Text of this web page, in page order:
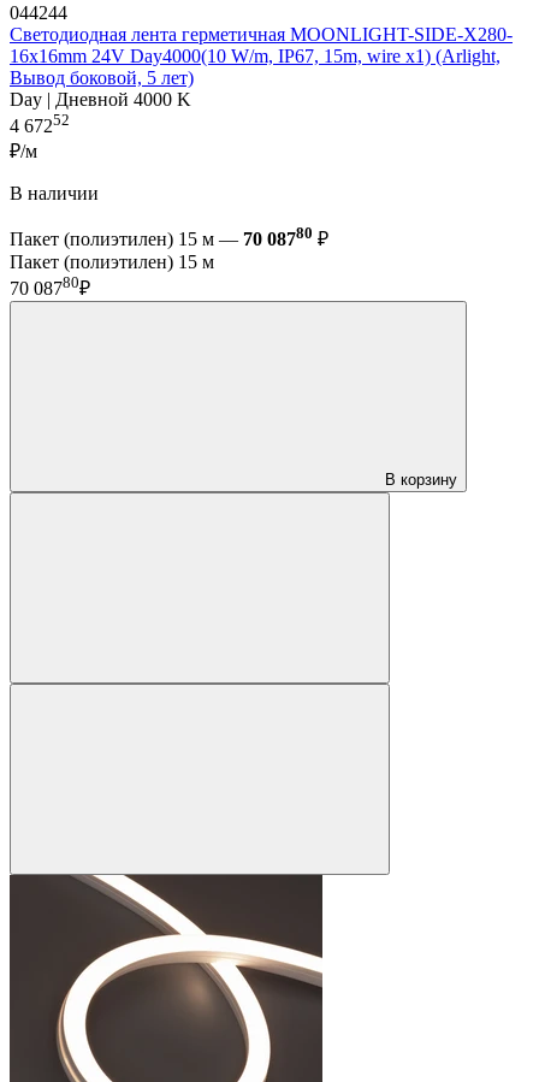
044244
Светодиодная лента герметичная MOONLIGHT-SIDE-X280-
16x16mm 24V Day4000(10 W/m, IP67, 15m, wire x1) (Arlight,
Вывод боковой, 5 лет)
Day | Дневной 4000 K
4 67252
₽/м
В наличии
Пакет (полиэтилен) 15 м — 70 08780 ₽
Пакет (полиэтилен) 15 м
70 08780₽
В корзину